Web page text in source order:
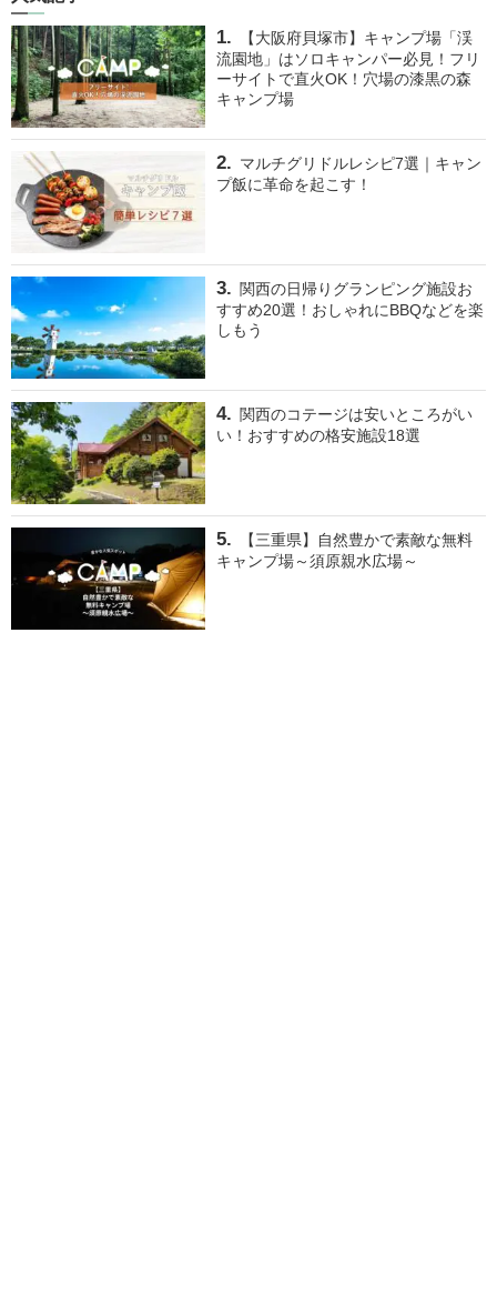
【大阪府貝塚市】キャンプ場「渓
流園地」はソロキャンパー必見！フリ
ーサイトで直火OK！穴場の漆黒の森
キャンプ場
マルチグリドルレシピ7選｜キャン
プ飯に革命を起こす！
関西の日帰りグランピング施設お
すすめ20選！おしゃれにBBQなどを楽
しもう
関西のコテージは安いところがい
い！おすすめの格安施設18選
【三重県】自然豊かで素敵な無料
キャンプ場～須原親水広場～